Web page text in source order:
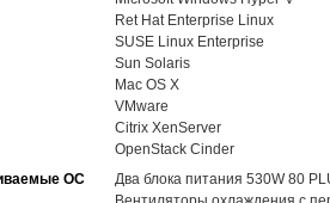
Ret Hat Enterprise Linux
SUSE Linux Enterprise
Sun Solaris
Mac OS X
VMware
Citrix XenServer
OpenStack Cinder
ОС
Два блока питания 530W 80